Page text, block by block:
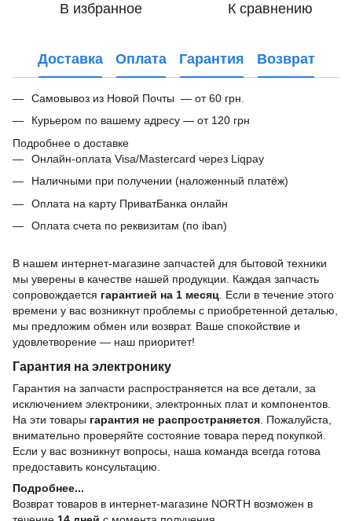
В избранное К сравнению
Доставка Оплата Гарантия Возврат
Самовывоз из Новой Почты — от 60 грн.
Курьером по вашему адресу — от 120 грн
Подробнее о доставке
Онлайн-оплата Visa/Mastercard через Liqpay
Наличными при получении (наложенный платёж)
Оплата на карту ПриватБанка онлайн
Оплата счета по реквизитам (по iban)
В нашем интернет-магазине запчастей для бытовой техники
мы уверены в качестве нашей продукции. Каждая запчасть
сопровождается гарантией на 1 месяц. Если в течение этого
времени у вас возникнут проблемы с приобретенной деталью,
мы предложим обмен или возврат. Ваше спокойствие и
удовлетворение — наш приоритет!
Гарантия на электронику
Гарантия на запчасти распространяется на все детали, за
исключением электроники, электронных плат и компонентов.
На эти товары гарантия не распространяется . Пожалуйста,
внимательно проверяйте состояние товара перед покупкой.
Если у вас возникнут вопросы, наша команда всегда готова
предоставить консультацию.
Подробнее...
Возврат товаров в интернет-магазине NORTH возможен в